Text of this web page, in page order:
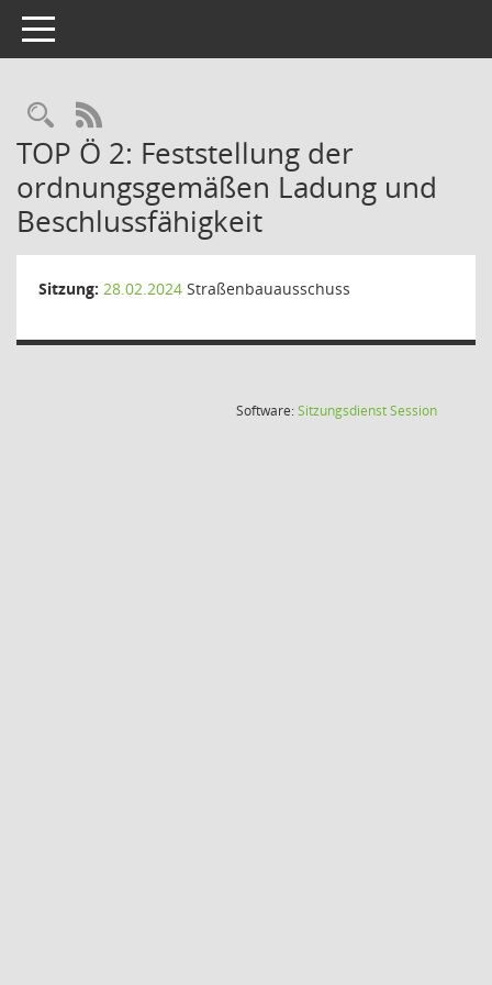
Toggle navigation
Rechercheauswahl
RSS-Feed
TOP Ö 2: Feststellung der
ordnungsgemäßen Ladung und
Beschlussfähigkeit
Sitzung: 28.02.2024 Straßenbauausschuss
Software:SitzungsdienstSession(Wird in